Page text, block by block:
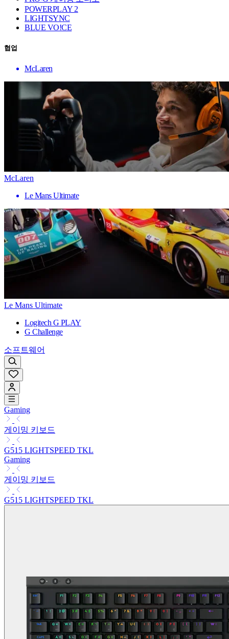
POWERPLAY 2
LIGHTSYNC
BLUE VO!CE
협업
McLaren
McLaren
Le Mans Ultimate
Le Mans Ultimate
Logitech G PLAY
G Challenge
소프트웨어
Gaming
게이밍 키보드
G515 LIGHTSPEED TKL
Gaming
게이밍 키보드
G515 LIGHTSPEED TKL